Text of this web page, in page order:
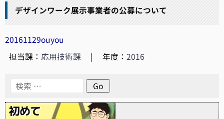
デザインワーク展示事業者の公募について
20161129ouyou
担当課： 応用技術課 | 年度：2016